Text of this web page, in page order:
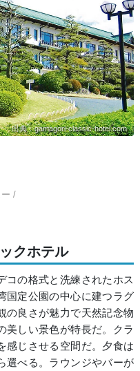
出典：gamagori-classic-hotel.com
/
クホテル
コの格式と洗練されたホス
国定公園の中心に建つラグ
の良さが魅力で天然記念物
美しい景色が特長だ。クラ
感じさせる空間だ。夕食は
選べる。ラウンジやバーが